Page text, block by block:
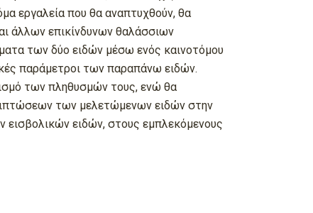
εργαλεία που θα αναπτυχθούν, θα
άλλων επικίνδυνων θαλάσσιων
των δύο ειδών μέσω ενός καινοτόμου
παράμετροι των παραπάνω ειδών.
των πληθυσμών τους, ενώ θα
των μελετώμενων ειδών στην
εισβολικών ειδών, στους εμπλεκόμενους